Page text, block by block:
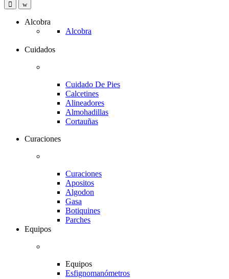
Alcobra
Alcobra
Cuidados
Cuidado De Pies
Calcetines
Alineadores
Almohadillas
Cortauñas
Curaciones
Curaciones
Apositos
Algodon
Gasa
Botiquines
Parches
Equipos
Equipos
Esfignomanómetros